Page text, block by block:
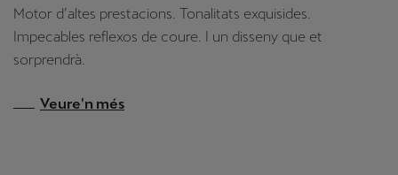
Motor d’altes prestacions. Tonalitats exquisides.
Impecables reflexos de coure. I un disseny que et
sorprendrà.
Veure'n més